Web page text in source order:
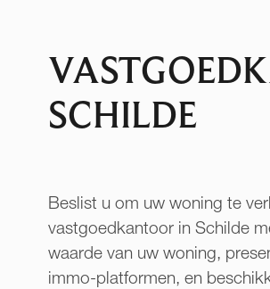
SCHILDE
Beslist u om uw woning te
vastgoedkantoor in Schilde
waarde van uw woning,
immo-platformen, en